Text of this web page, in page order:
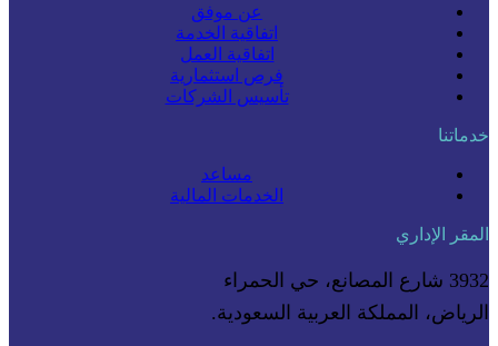
عن موفق
اتفاقية الخدمة
اتفاقية العمل
فرص استثمارية
تأسيس الشركات
خدماتنا
مساعد
الخدمات المالية
المقر الإداري
3932 شارع المصانع، حي الحمراء
الرياض، المملكة العربية السعودية.